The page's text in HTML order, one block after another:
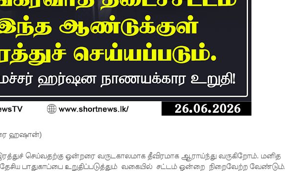
ஹஷான்)
செய்வதற்கு ஒன்றரை வருடகாலமாக தீவிரமாக ஆராய்ந்து வருகிறோம். மனித
பாதுகாப்பை உறுதிப்படுத்தும் வகையில் சட்டம் ஒன்றை நிறைவேற்ற வேண்டும்.